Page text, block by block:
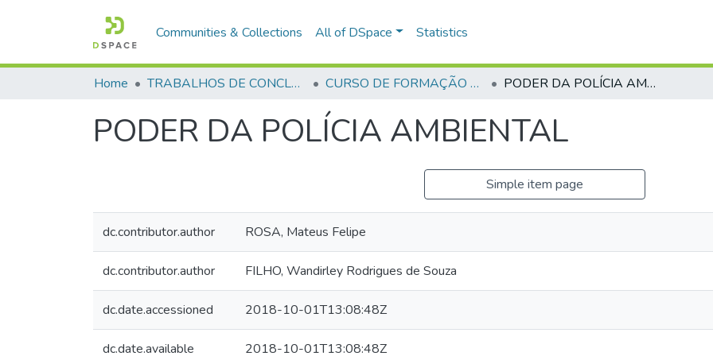
Communities & Collections All of DSpace Statistics
Home TRABALHOS DE CONCLUSÃO DE CURSO - CFP (CURSO DE FORMAÇÃO DE PRAÇAS) CURSO DE FORMAÇÃO DE PRAÇAS - CFP - 2018 PODER DA POLÍCIA AMBIENTAL
PODER DA POLÍCIA AMBIENTAL
Simple item page
dc.contributor.author ROSA, Mateus Felipe
dc.contributor.author FILHO, Wandirley Rodrigues de Souza
dc.date.accessioned 2018-10-01T13:08:48Z
dc.date.available 2018-10-01T13:08:48Z